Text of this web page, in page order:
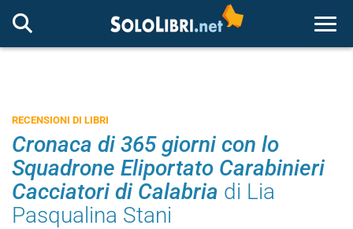
RECENSIONI DI LIBRI
Cronaca di 365 giorni con lo
Squadrone Eliportato Carabinieri
Cacciatori di Calabria di Lia
Pasqualina Stani